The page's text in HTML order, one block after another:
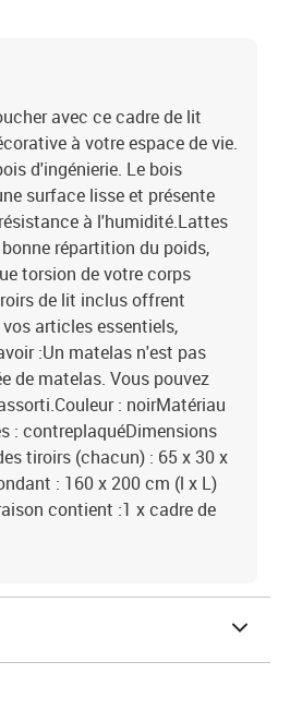
avec ce cadre de lit
à votre espace de vie.
d'ingénierie. Le bois
surface lisse et présente
à l'humidité.Lattes
répartition du poids,
torsion de votre corps
de lit inclus offrent
articles essentiels,
:Un matelas n'est pas
de matelas. Vous pouvez
: noirMatériau
: contreplaquéDimensions
tiroirs (chacun) : 65 x 30 x
: 160 x 200 cm (l x L)
contient :1 x cadre de